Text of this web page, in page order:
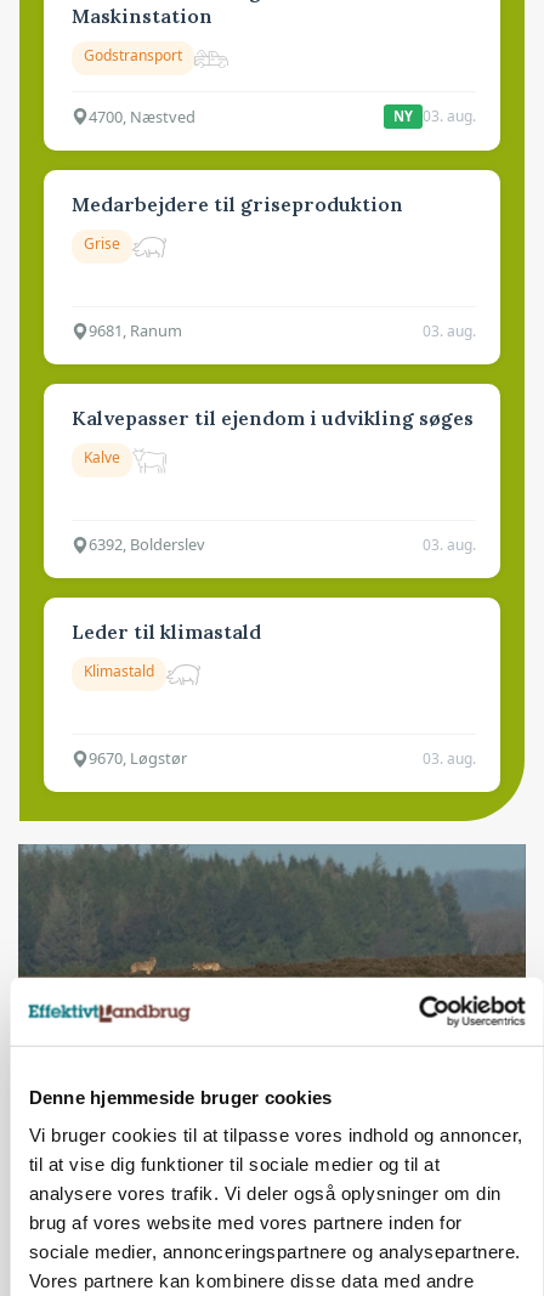
Denne hjemmeside bruger cookies
Vi bruger cookies til at tilpasse vores indhold og annoncer,
til at vise dig funktioner til sociale medier og til at
analysere vores trafik. Vi deler også oplysninger om din
brug af vores website med vores partnere inden for
sociale medier, annonceringspartnere og analysepartnere.
Vores partnere kan kombinere disse data med andre
Maskinstation
Godstransport
4700, Næstved NY 03. aug.
Medarbejdere til griseproduktion
Grise
9681, Ranum 03. aug.
Kalvepasser til ejendom i udvikling søges
Kalve
6392, Bolderslev 03. aug.
Leder til klimastald
Klimastald
9670, Løgstør 03. aug.
ULVE
Droner og AI kan afsløre ulvens jagtadfærd